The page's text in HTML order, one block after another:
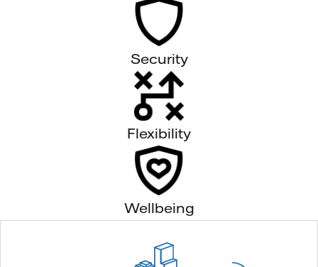
Security
Flexibility
Wellbeing